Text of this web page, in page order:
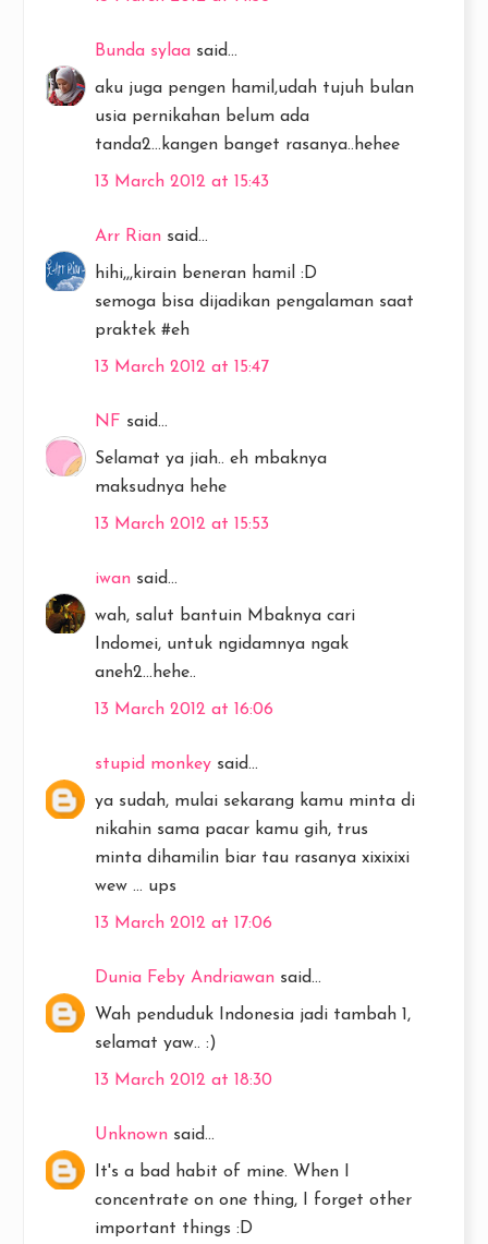
Bunda sylaa said...
aku juga pengen hamil,udah tujuh bulan
usia pernikahan belum ada
tanda2...kangen banget rasanya..hehee
13 March 2012 at 15:43
Arr Rian said...
hihi,,,kirain beneran hamil :D
semoga bisa dijadikan pengalaman saat
praktek #eh
13 March 2012 at 15:47
NF said...
Selamat ya jiah.. eh mbaknya
maksudnya hehe
13 March 2012 at 15:53
iwan said...
wah, salut bantuin Mbaknya cari
Indomei, untuk ngidamnya ngak
aneh2...hehe..
13 March 2012 at 16:06
stupid monkey said...
ya sudah, mulai sekarang kamu minta di
nikahin sama pacar kamu gih, trus
minta dihamilin biar tau rasanya xixixixi
wew ... ups
13 March 2012 at 17:06
Dunia Feby Andriawan said...
Wah penduduk Indonesia jadi tambah 1,
selamat yaw.. :)
13 March 2012 at 18:30
Unknown said...
It's a bad habit of mine. When I
concentrate on one thing, I forget other
important things :D